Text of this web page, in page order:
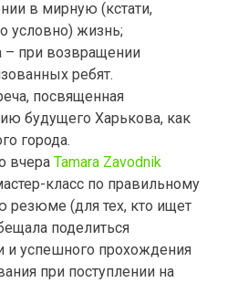
в мирную (кстати,
условно) жизнь;
– при возвращении
ребят.
посвященная
будущего Харькова, как
города.
вчера Tamara Zavodnik
класс по правильному
резюме (для тех, кто ищет
поделиться
и успешного прохождения
при поступлении на